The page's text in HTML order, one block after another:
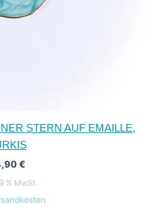
STERN AUF EMAILLE,
€
% MwSt.